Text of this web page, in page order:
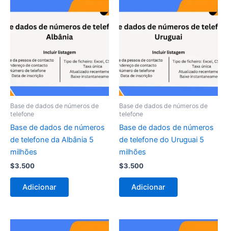
Base de dados de números de
telefone
Base de dados de números
de telefone da Albânia 5
milhões
$3.500
Adicionar
Base de dados de números de
telefone
Base de dados de números
de telefone do Uruguai 5
milhões
$3.500
Adicionar